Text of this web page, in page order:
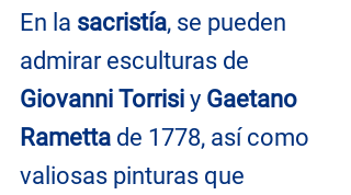
En la sacristía, se pueden
admirar esculturas de
Giovanni Torrisi y Gaetano
Rametta de 1778, así como
valiosas pinturas que